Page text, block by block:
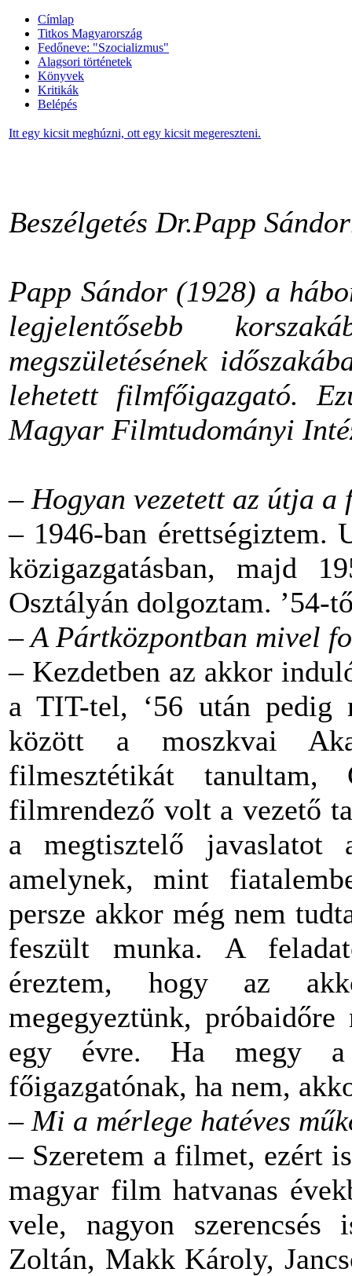
Címlap
Titkos Magyarország
Fedőneve: "Szocializmus"
Alagsori történetek
Könyvek
Kritikák
Belépés
Itt egy kicsit meghúzni, ott egy kicsit megereszteni.
Beszélgetés Dr.Papp
Papp Sándor (1928) a
legjelentősebb
megszületésének
lehetett filmfőigazgató.
Magyar Filmtudományi
– Hogyan vezetett az útja
– 1946-ban érettségiztem.
közigazgatásban, majd
Osztályán dolgoztam. ’54-
– A Pártközpontban mivel
– Kezdetben az akkor
a TIT-tel, ‘56 után pedig
között a moszkvai
filmesztétikát
filmrendező volt a vezető
a megtisztelő javaslatot
amelynek, mint
persze akkor még nem
feszült munka. A
éreztem, hogy az
megegyeztünk,
egy évre. Ha megy
főigazgatónak, ha nem,
– Mi a mérlege hatéves
– Szeretem a filmet, ezért
magyar film hatvanas
vele, nagyon
Zoltán, Makk Károly,